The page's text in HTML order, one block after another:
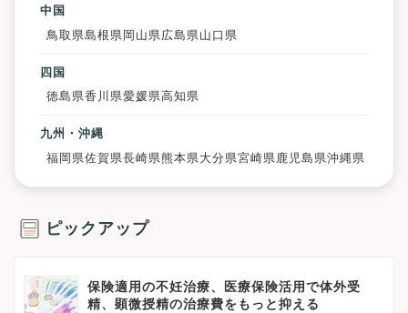
中国
鳥取県島根県 岡山県 広島県 山口県
四国
徳島県香川県愛媛県高知県
九州・沖縄
福岡県佐賀県長崎県 熊本県 大分県宮崎県 鹿児島県沖縄県
ピックアップ
保険適用の不妊治療、医療保険活用で体外受
精、顕微授精の治療費をもっと抑える